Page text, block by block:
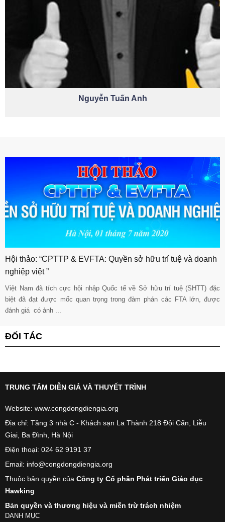
Nguyễn Tuấn Anh
Hội thảo: “CPTTP & EVFTA: Quyền sở hữu trí tuệ và doanh
nghiệp việt ”
Việt Nam đã tích cực hội nhập Quốc tế về Sở hữu trí tuệ (SHTT) đặc
biệt đã đạt được mốc quan trọng trong đàm phán các FTA lớn, được
đánh giá có ảnh ...
ĐỐI TÁC
TRUNG TÂM DIỄN GIẢ VÀ THUYẾT TRÌNH
Website: www.congdongdiengia.org
Địa chỉ: Tầng 3 nhà C - Khách sạn La Thành 218 Đội Cấn, Liễu
Giai, Ba Đình, Hà Nội
Điện thoại: 024 62 9191 37
Email: info@congdongdiengia.org
Thuộc bản quyền của Công ty Cổ phần Phát triển Giáo dục
Hawking
Bản quyền và thương hiệu và miễn trừ trách nhiệm
DANH MỤC